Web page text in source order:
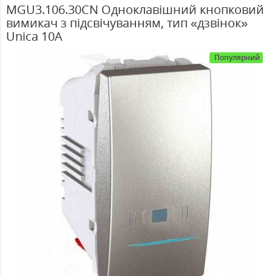
MGU3.106.30CN Одноклавішний кнопковий
вимикач з підсвічуванням, тип «дзвінок»
Unica 10А
Популярний